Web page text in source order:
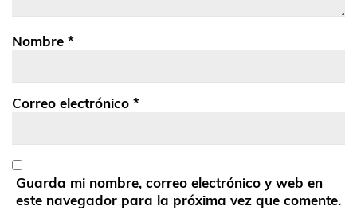
Nombre *
Correo electrónico *
Guarda mi nombre, correo electrónico y web en
este navegador para la próxima vez que comente.